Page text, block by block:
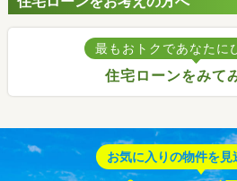
最もおトクであなたに
住宅ローンをみて
お気に入りの物件を見